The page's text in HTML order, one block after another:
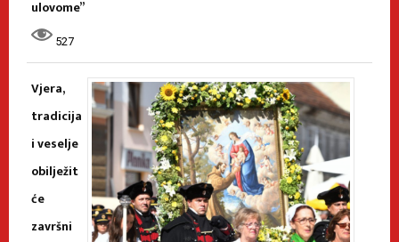
ulovome”
527
Vjera,
tradicija
i veselje
obilježit
će
završni